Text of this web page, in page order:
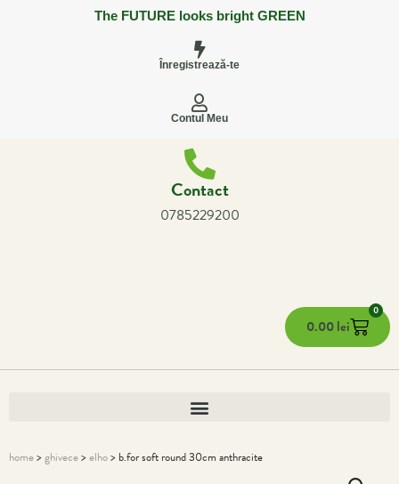
The FUTURE looks bright GREEN
Înregistrează-te
Contul Meu
Contact
0785229200
0.00lei
0
home>ghivece>elho> b.for soft round 30cm anthracite